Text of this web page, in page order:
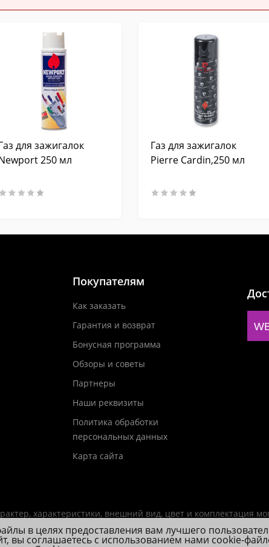
для зажигалок
250 мл
Газ для зажигалок
Pierre Cardin,250 мл
Покупателям
Как заказать
Гарантия и возврат
Бонусная программа
Обзоры и советы
Партнеры
Наши реквизиты
Политика обработки
персональных данных
Карта сайта
характеристики, внешний вид, цвет и комплектация
в целях предоставления вам лучшего
вы соглашаетесь с использованием нами cookie-